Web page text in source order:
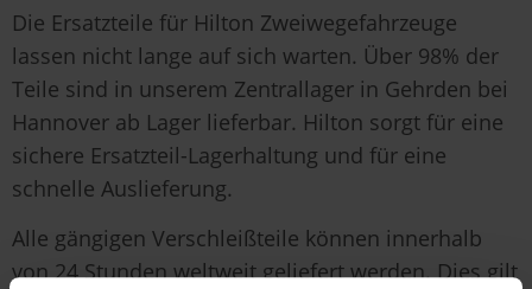
Die Ersatzteile für Hilton Zweiwegefahrzeuge
lassen nicht lange auf sich warten. Über 98% der
Teile sind in unserem Zentrallager in Gehrden bei
Hannover ab Lager lieferbar. Hilton sorgt für eine
sichere Ersatzteil-Lagerhaltung und für eine
schnelle Auslieferung.
Alle gängigen Verschleißteile können innerhalb
von 24 Stunden weltweit geliefert werden. Dies gilt